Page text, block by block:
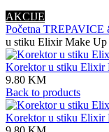
AKCIJE
Početna
u stiku Elixir Make Up
Korektor u stiku Elixir
9.80 KM
Back to products
Korektor u stiku Elixir